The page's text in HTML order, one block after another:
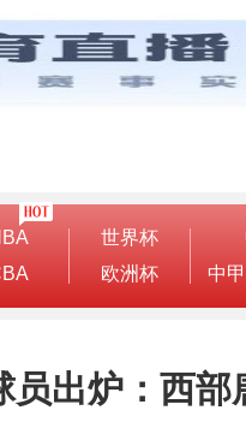
世界杯
欧洲杯
中甲
员出炉：西部